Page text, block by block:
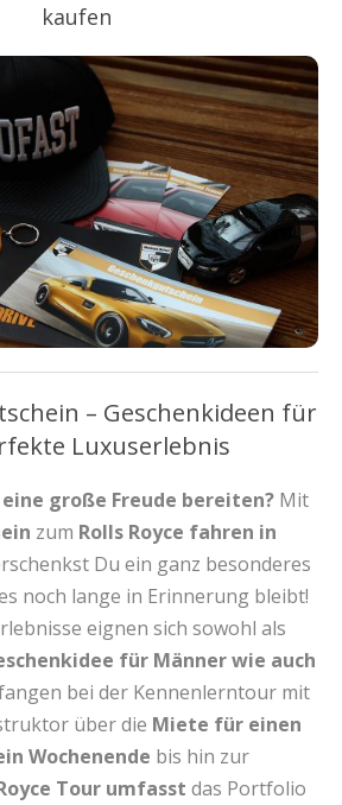
kaufen
– Geschenkideen für
Luxuserlebnis
große Freude bereiten? Mit
zum Rolls Royce fahren in
Du ein ganz besonderes
noch lange in Erinnerung bleibt!
eignen sich sowohl als
für Männer wie auch
bei der Kennenlerntour mit
über die Miete für einen
Wochenende bis hin zur
Tour umfasst das Portfolio